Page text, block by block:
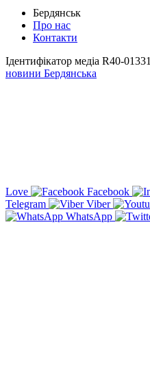
Бердянськ
Про нас
Контакти
Ідентифікатор медіа R40-01331
новини Бердянська
Love
Facebook
Telegram
Viber
WhatsApp